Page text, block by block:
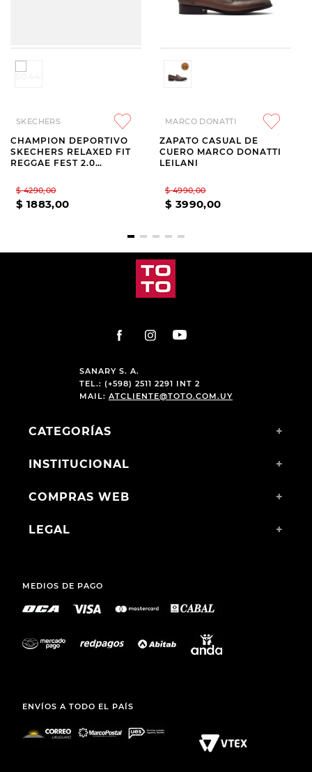
SKECHERS
CHAMPION DEPORTIVO
SKECHERS RELAXED FIT
REGGAE FEST 2.0
$ 4290,00
$ 1883,00
MARCO DONATTI
ZAPATO CASUAL DE
CUERO MARCO DONATTI
LEILANI
$ 4990,00
$ 3990,00
SANARY S. A.
TEL.: (+598) 2511 2291 INT 2
MAIL: ATCLIENTE@TOTO.COM.UY
CATEGORÍAS +
INSTITUCIONAL +
COMPRAS WEB +
LEGAL +
MEDIOS DE PAGO
ENVÍOS A TODO EL PAÍS